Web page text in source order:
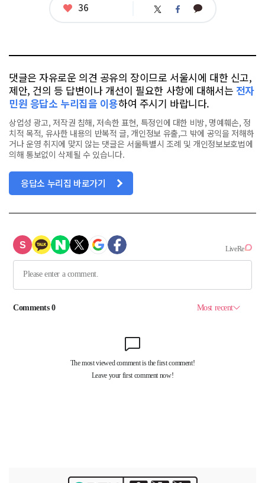
좋
36 트 페 카
댓글은 자유로운 의견 공유의 장이므로 서울시에 대한 신고,
제안, 건의 등 답변이나 개선이 필요한 사항에 대해서는 전자
민원 응답소 누리집을 이용하여 주시기 바랍니다.
상업성 광고, 저작권 침해, 저속한 표현, 특정인에 대한 비방, 명예훼손, 정
치적 목적, 유사한 내용의 반복적 글, 개인정보 유출,그 밖에 공익을 저해하
거나 운영 취지에 맞지 않는 댓글은 서울특별시 조례 및 개인정보보호법에
의해 통보없이 삭제될 수 있습니다.
응답소 누리집 바로가기